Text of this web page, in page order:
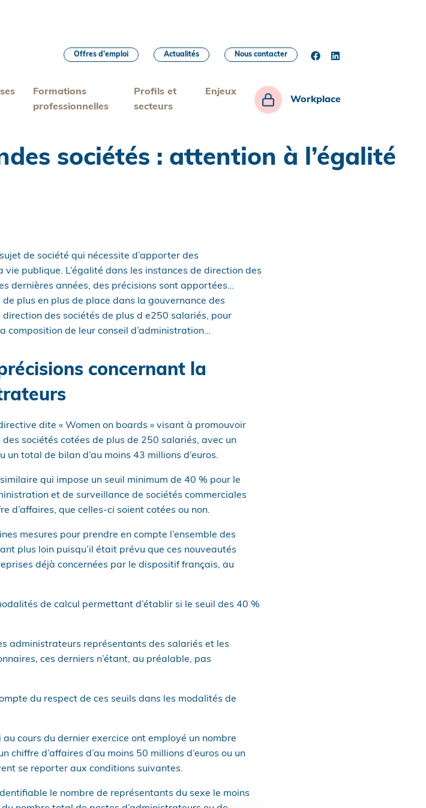
Formations
professionnelles
Profils et
secteurs
Enjeux
Workplace
Offres d’emploi Actualités Nous contacter
sociétés : attention à l’égalité
de société qui nécessite d’apporter des
publique. L’égalité dans les instances de direction des
dernières années, des précisions sont apportées…
plus en plus de place dans la gouvernance des
des sociétés de plus d e250 salariés, pour
composition de leur conseil d’administration…
concernant la
dite « Women on boards » visant à promouvoir
sociétés cotées de plus de 250 salariés, avec un
un total de bilan d’au moins 43 millions d’euros.
qui impose un seuil minimum de 40 % pour le
et de surveillance de sociétés commerciales
d’affaires, que celles-ci soient cotées ou non.
mesures pour prendre en compte l’ensemble des
plus loin puisqu’il était prévu que ces nouveautés
déjà concernées par le dispositif français, au
de calcul permettant d’établir si le seuil des 40 %
administrateurs représentants des salariés et les
ces derniers n’étant, au préalable, pas
du respect de ces seuils dans les modalités de
cours du dernier exercice ont employé un nombre
chiffre d’affaires d’au moins 50 millions d’euros ou un
se reporter aux conditions suivantes.
le nombre de représentants du sexe le moins